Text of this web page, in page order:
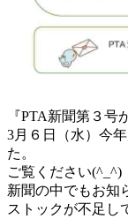
『PTA新聞第３号
3月６日（水）今
た。
ご覧ください(^_^)
新聞の中でもお知
ストックが不足し